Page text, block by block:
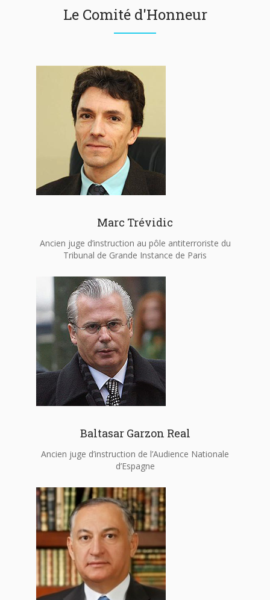
Le Comité d'Honneur
Marc Trévidic
Ancien juge d’instruction au pôle antiterroriste du
Tribunal de Grande Instance de Paris
Baltasar Garzon Real
Ancien juge d’instruction de l’Audience Nationale
d’Espagne